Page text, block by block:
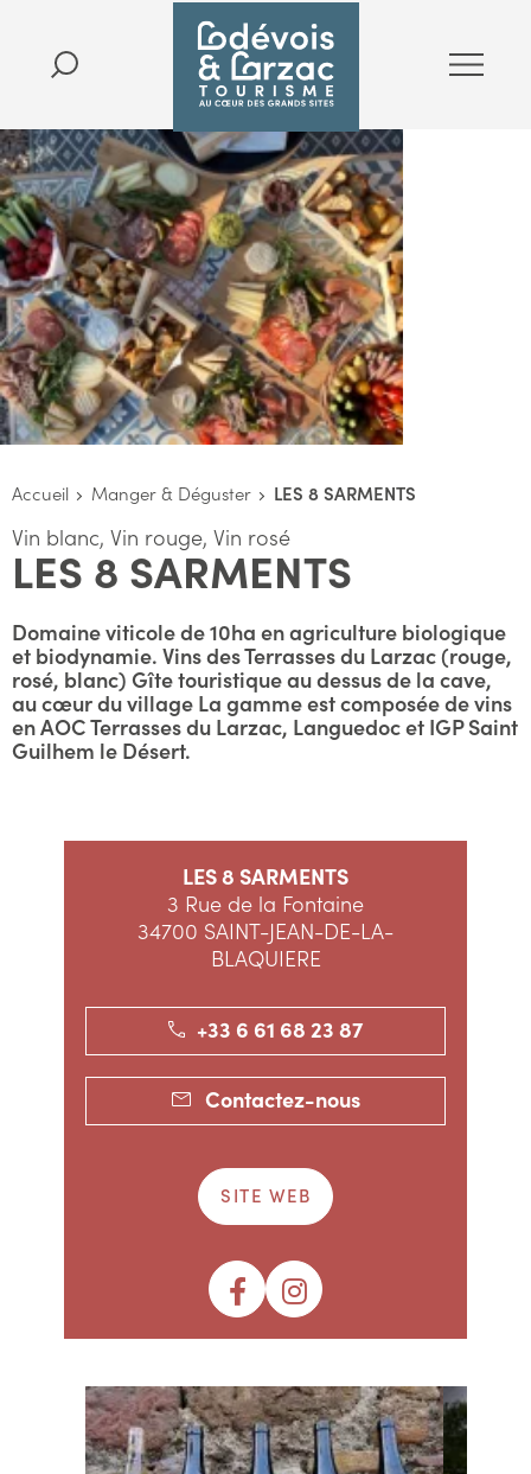
Accueil Manger & Déguster LES 8 SARMENTS
Vin blanc, Vin rouge, Vin rosé
LES 8 SARMENTS
Domaine viticole de 10ha en agriculture biologique
et biodynamie. Vins des Terrasses du Larzac (rouge,
rosé, blanc) Gîte touristique au dessus de la cave,
au cœur du village La gamme est composée de vins
en AOC Terrasses du Larzac, Languedoc et IGP Saint
Guilhem le Désert.
LES 8 SARMENTS
3 Rue de la Fontaine
34700 SAINT-JEAN-DE-LA-
BLAQUIERE
+33 6 61 68 23 87
Contactez-nous
SITE WEB